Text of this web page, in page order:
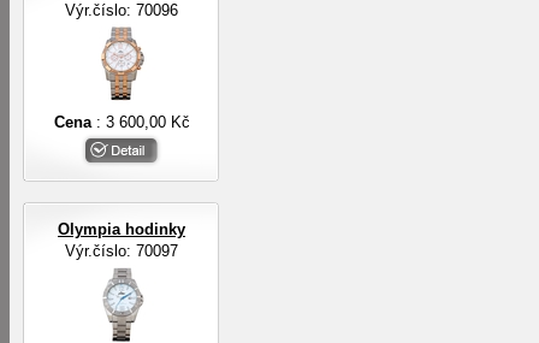
Výr.číslo: 70096
Cena : 3 600,00 Kč
Olympia hodinky
Výr.číslo: 70097